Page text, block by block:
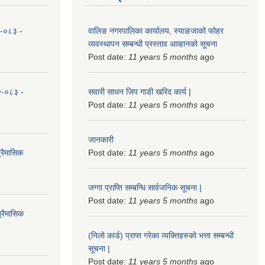
०८३ -
०८३ -
वालिङ नगरपालिका कार्यालय, स्याङजाको फोहर
व्यवस्थापन सम्बन्धी प्रस्ताव आव्हानको सूचना
Post date: 11 years 5 months ago
सवारी साधन जिप गाडी खरिद कार्य |
Post date: 11 years 5 months ago
जानकारी
Post date: 11 years 5 months ago
जग्गा प्राप्ति सम्बन्धि सार्वजनिक सूचना |
Post date: 11 years 5 months ago
(निलो कार्ड) प्राप्त गरेका व्यक्तिहरुको भत्ता सम्बन्धी
सूचना |
Post date: 11 years 5 months ago